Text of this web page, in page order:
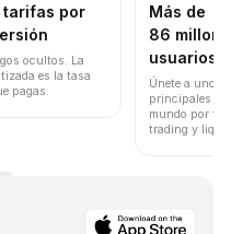
tarifas por
ocultos. La
es la tasa
pagas.
Más de
86
usuarios
Únete a uno
principales
mundo por
trading y